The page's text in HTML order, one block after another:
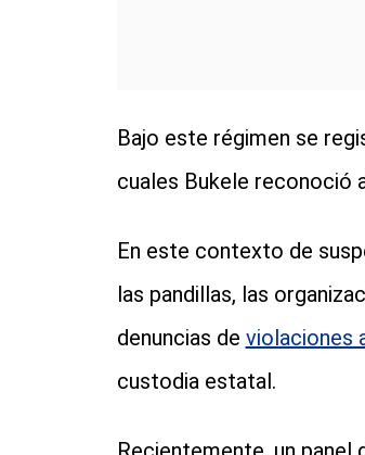
Bajo este régimen se
cuales Bukele reconoció
En este contexto de
las pandillas, las
denuncias de violaciones
custodia estatal.